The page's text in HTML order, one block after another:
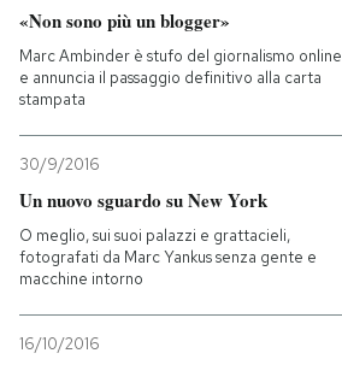
NEWSLETTER
I MIEI PREFERITI
SHOP
CALENDARIO
«Non sono più un blogger»
Marc Ambinder è stufo del giornalismo online
e annuncia il passaggio definitivo alla carta
stampata
30/9/2016
Un nuovo sguardo su New York
O meglio, sui suoi palazzi e grattacieli,
fotografati da Marc Yankus senza gente e
macchine intorno
16/10/2016